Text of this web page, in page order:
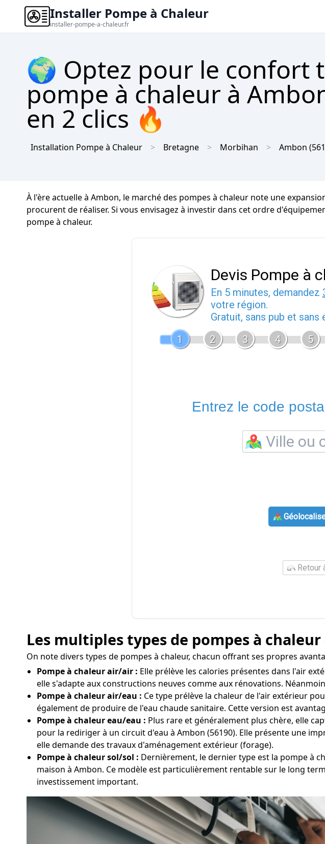
Installer Pompe à Chaleur
installer-pompe-a-chaleur.fr
🌍 Optez pour le confort
pompe à chaleur à
en 2 clics 🔥
Installation Pompe à Chaleur Bretagne Morbihan Ambon
À l'ère actuelle à Ambon, le marché des pompes à chaleur note une
procurent de réaliser. Si vous envisagez à investir dans cet ordre
pompe à chaleur.
Devis Pompe à
En 5 minutes, demandez
votre région.
Gratuit, sans pub et sans
1
2 3 4 5
Entrez le code
Retour
Les multiples types de pompes à
On note divers types de pompes à chaleur, chacun offrant ses propres
Pompe à chaleur air/air : Elle prélève les calories présentes dans l'air
elle s'adapte aux constructions neuves comme aux rénovations.
Pompe à chaleur air/eau : Ce type prélève la chaleur de l'air extérieur
également de produire de l'eau chaude sanitaire. Cette version est
Pompe à chaleur eau/eau : Plus rare et généralement plus chère, elle
pour la rediriger à un circuit d'eau à Ambon (56190). Elle présente une
elle demande des travaux d'aménagement extérieur (forage).
Pompe à chaleur sol/sol : Dernièrement, le dernier type est la pompe à
maison à Ambon. Ce modèle est particulièrement rentable sur le long
investissement important.